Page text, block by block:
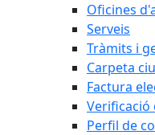
Oficines
Serveis
Tràmits i
Carpeta
Factura
Verificació
Perfil de